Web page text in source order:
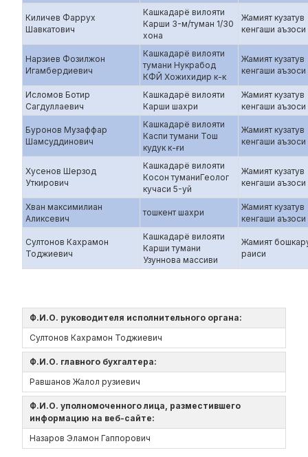
Киличев Фаррух
Шавкатович
Кашкадарё вилояти
Карши 3-м/туман 1/30
хона
Жамият кузатув
кенгаши аъзоси
Нарзиев Фозилжон
Игамбердиевич
Кашкадарё вилояти
тумани Нукрабод
КФЙ Хожихидир к-к
Жамият кузатув
кенгаши аъзоси
Исломов Ботир
Сагдуллаевич
Кашкадарё вилояти
Карши шахри
Жамият кузатув
кенгаши аъзоси
Буронов Музаффар
Шамсуддинович
Кашкадарё вилояти
Каспи тумани Тош
кудук к-ғи
Жамият кузатув
кенгаши аъзоси
Хусенов Шерзод
Уткирович
Кашкадарё вилояти
Косон туманиГеолог
кучаси 5-уй
Жамият кузатув
кенгаши аъзоси
Хван максимилиан
Аликсевич
тошкент шахри
Жамият кузатув
кенгаши аъзоси
Султонов Кахрамон
Тоджиевич
Кашкадарё вилояти
Карши тумани
Узуннова массиви
Жамият
раиси
Ф.И.О. руководителя исполнительного органа:
Султонов Кахрамон Тоджиевич
Ф.И.О. главного бухгалтера:
Равшанов Жалол рузиевич
Ф.И.О. уполномоченного лица, разместившего
информацию на веб-сайте:
Назаров Эламон Гаппорович